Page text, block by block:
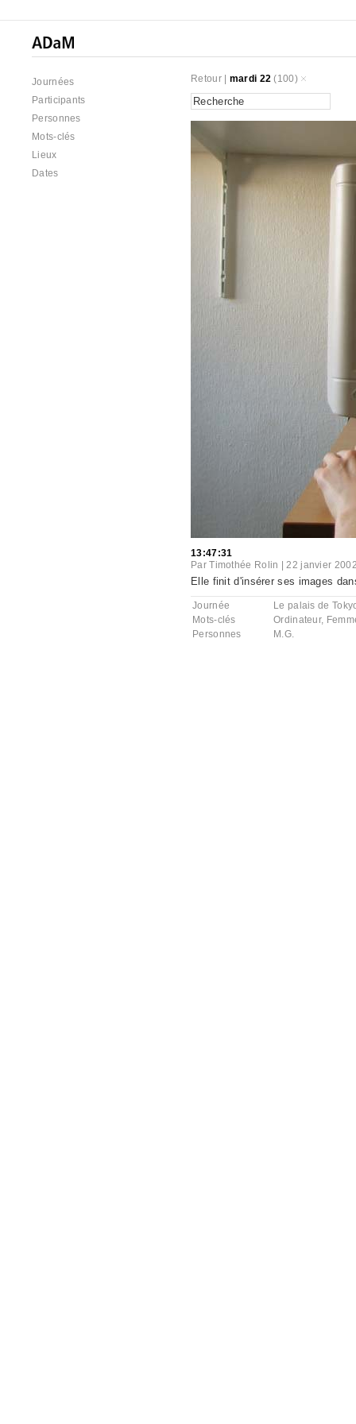
Journées
Participants
Personnes
Mots-clés
Lieux
Dates
Retour| mardi 22 (100)
13:47:31
ParTimothée Rolin |22 janvier
Elle finit d'insérer ses images
Journée
Le palais de
Mots-clés
Ordinateur,
Personnes
M.G.